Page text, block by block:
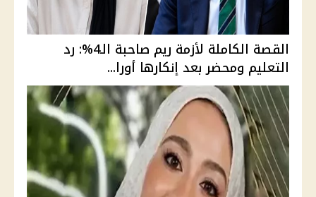
القصة الكاملة لأزمة ريم صاحبة الـ4%: رد
التعليم ومحضر بعد إنكارها أورا...